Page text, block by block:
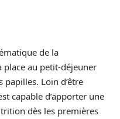
de la
au petit-déjeuner
papilles. Loin d’être
capable d’apporter une
dès les premières